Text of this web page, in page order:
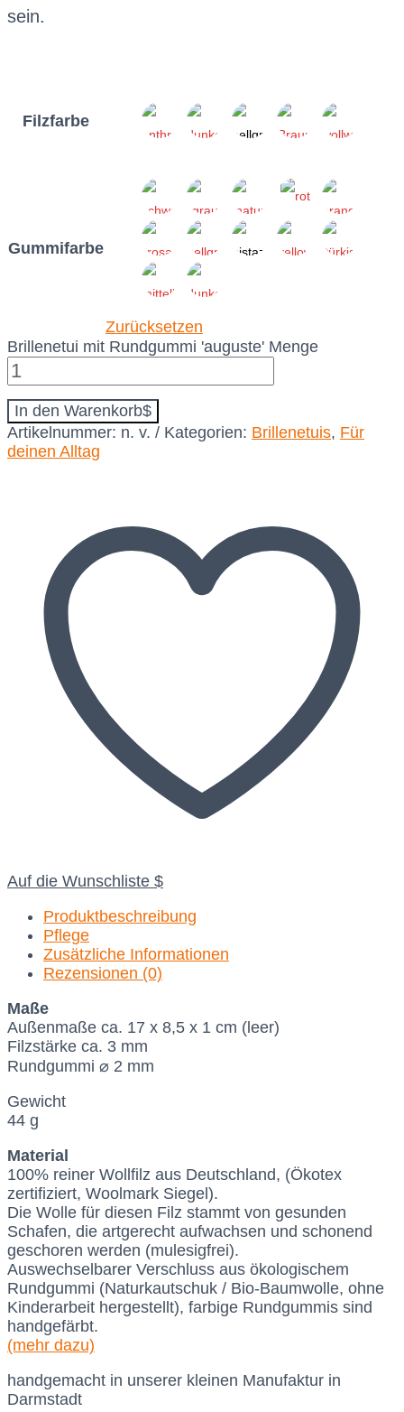
sein.
Filzfarbe
Gummifarbe
Zurücksetzen
Brillenetui mit Rundgummi 'auguste' Menge
In den Warenkorb
Artikelnummer: n. v. Kategorien: Brillenetuis, Für
deinen Alltag
Auf die Wunschliste
Produktbeschreibung
Pflege
Zusätzliche Informationen
Rezensionen (0)
Maße
Außenmaße ca. 17 x 8,5 x 1 cm (leer)
Filzstärke ca. 3 mm
Rundgummi ⌀ 2 mm
Gewicht
44 g
Material
100% reiner Wollfilz aus Deutschland, (Ökotex
zertifiziert, Woolmark Siegel).
Die Wolle für diesen Filz stammt von gesunden
Schafen, die artgerecht aufwachsen und schonend
geschoren werden (mulesigfrei).
Auswechselbarer Verschluss aus ökologischem
Rundgummi (Naturkautschuk / Bio-Baumwolle, ohne
Kinderarbeit hergestellt), farbige Rundgummis sind
handgefärbt.
(mehr dazu)
handgemacht in unserer kleinen Manufaktur in
Darmstadt